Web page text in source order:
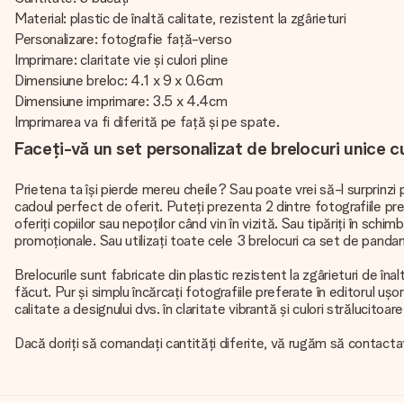
Material: plastic de înaltă calitate, rezistent la zgârieturi
Personalizare: fotografie față-verso
Imprimare: claritate vie și culori pline
Dimensiune breloc: 4.1 x 9 x 0.6cm
Dimensiune imprimare: 3.5 x 4.4cm
Imprimarea va fi diferită pe față și pe spate.
Faceți-vă un set personalizat de brelocuri unice
Prietena ta își pierde mereu cheile? Sau poate vrei să-l
cadoul perfect de oferit. Puteți prezenta 2 dintre fotografiile
oferiți copiilor sau nepoților când vin în vizită. Sau tipăriți în
promoționale. Sau utilizați toate cele 3 brelocuri ca set de
Brelocurile sunt fabricate din plastic rezistent la zgârieturi de
făcut. Pur și simplu încărcați fotografiile preferate în editorul
calitate a designului dvs. în claritate vibrantă și culori
Dacă doriți să comandați cantități diferite, vă rugăm să